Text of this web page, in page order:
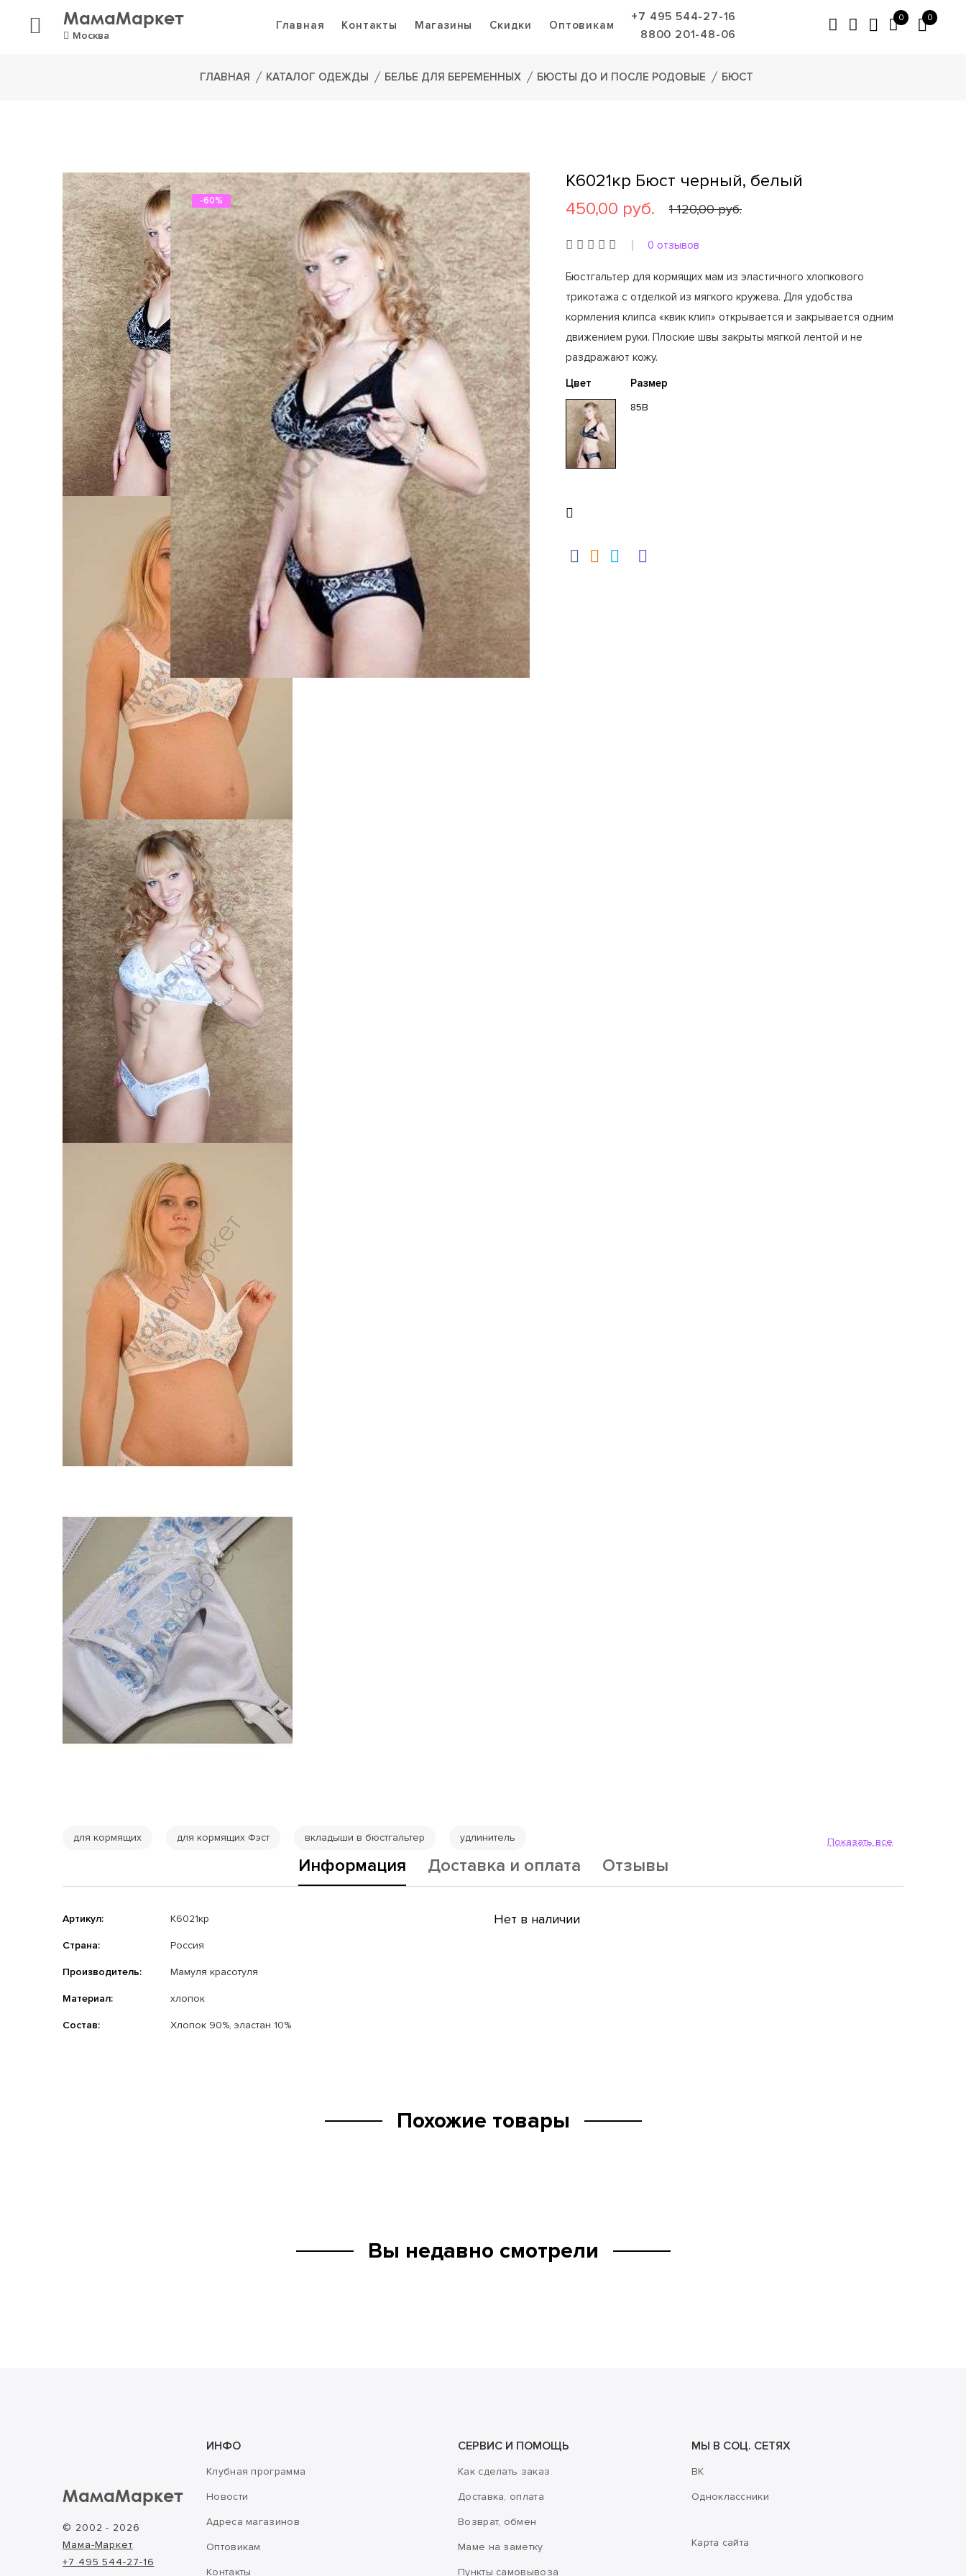
МамаМаркет
Москва
Главная Контакты Магазины Скидки Оптовикам
+7 495 544-27-16
8800 201-48-06
0 0
ГЛАВНАЯ КАТАЛОГ ОДЕЖДЫ БЕЛЬЕ ДЛЯ БЕРЕМЕННЫХ БЮСТЫ ДО И ПОСЛЕ РОДОВЫЕ БЮСТ
-60%
К6021кр Бюст черный, белый
450,00 руб.
1 120,00 руб.
0 отзывов
Бюстгальтер для кормящих мам из эластичного хлопкового
трикотажа с отделкой из мягкого кружева. Для удобства
кормления клипса «квик клип» открывается и закрывается одним
движением руки. Плоские швы закрыты мягкой лентой и не
раздражают кожу.
Цвет
Размер
85B
для кормящих для кормящих Фэст вкладыши в бюстгальтер удлинитель Показать все
Информация Доставка и оплата Отзывы
Артикул: К6021кр
Страна: Россия
Производитель: Мамуля красотуля
Материал: хлопок
Состав: Хлопок 90%, эластан 10%
Нет в наличии
Похожие товары
Вы недавно смотрели
МамаМаркет
© 2002 - 2026
Мама-Маркет
+7 495 544-27-16
ИНФО
Клубная программа
Новости
Адреса магазинов
Оптовикам
Контакты
СЕРВИС И ПОМОЩЬ
Как сделать заказ
Доставка, оплата
Возврат, обмен
Маме на заметку
Пункты самовывоза
МЫ В СОЦ. СЕТЯХ
ВК
Одноклассники
Карта сайта